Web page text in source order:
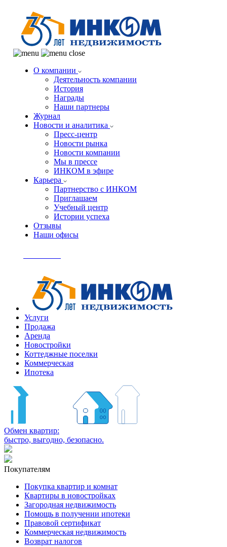
О компании
Деятельность компании
История
Награды
Наши партнеры
Журнал
Новости и аналитика
Пресс-центр
Новости рынка
Новости компании
Мы в прессе
ИНКОМ в эфире
Карьера
Партнерство с ИНКОМ
Приглашаем
Учебный центр
Истории успеха
Отзывы
Наши офисы
Услуги
Продажа
Аренда
Новостройки
Коттеджные поселки
Коммерческая
Ипотека
Обмен квартир:
быстро, выгодно, безопасно.
Покупателям
Покупка квартир и комнат
Квартиры в новостройках
Загородная недвижимость
Помощь в получении ипотеки
Правовой сертификат
Коммерческая недвижимость
Возврат налогов